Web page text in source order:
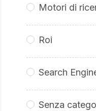
Motori di
Roi
Search
Senza